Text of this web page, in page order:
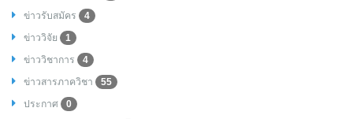
ข่าวรับสมัคร
4
ข่าววิจัย
1
ข่าววิชาการ
4
ข่าวสารภาควิชา
55
ประกาศ
0